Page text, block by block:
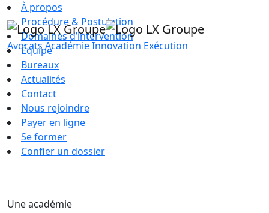
AvocatsAcadémieInnovation Exécution
À propos
Procédure & Postulation
Domaines d’intervention
Équipe
Bureaux
Actualités
Contact
Nous rejoindre
Payer en ligne
Se former
Confier un dossier
Une académie